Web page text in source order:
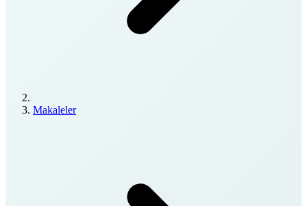
Makaleler